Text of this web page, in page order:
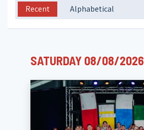
Recent Alphabetical
SATURDAY 08/08/2026